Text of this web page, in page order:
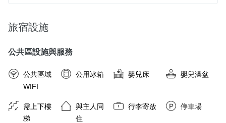
旅宿設施
公共區設施與服務
公共區域
WIFI
公用冰箱 嬰兒床 嬰兒澡盆
需上下樓
梯
與主人同
住
行李寄放 停車場